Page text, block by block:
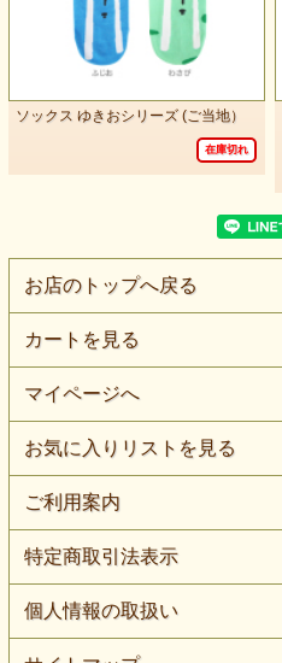
ソックス ゆきおシリーズ (ご当地）
在庫切れ
お店のトップへ戻る
カートを見る
マイページへ
お気に入りリストを見る
ご利用案内
特定商取引法表示
個人情報の取扱い